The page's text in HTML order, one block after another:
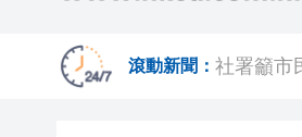
滾動新聞：
入境處反